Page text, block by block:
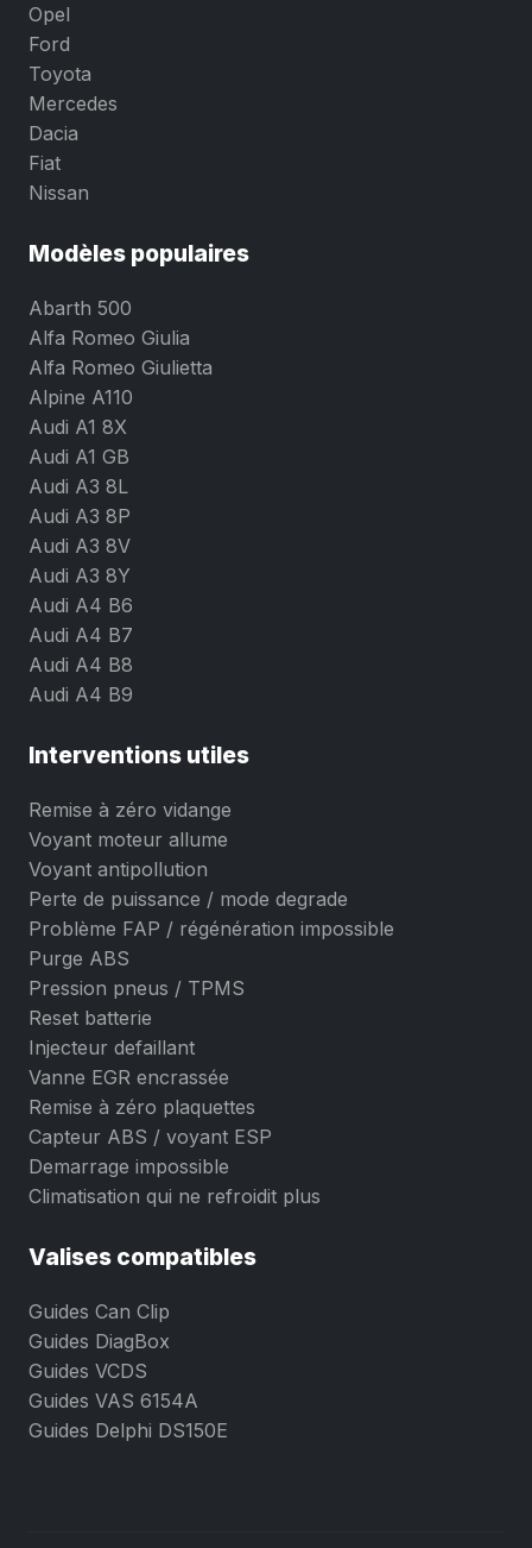
Opel
Ford
Toyota
Mercedes
Dacia
Fiat
Nissan
Modèles populaires
Abarth 500
Alfa Romeo Giulia
Alfa Romeo Giulietta
Alpine A110
Audi A1 8X
Audi A1 GB
Audi A3 8L
Audi A3 8P
Audi A3 8V
Audi A3 8Y
Audi A4 B6
Audi A4 B7
Audi A4 B8
Audi A4 B9
Interventions utiles
Remise à zéro vidange
Voyant moteur allume
Voyant antipollution
Perte de puissance / mode degrade
Problème FAP / régénération impossible
Purge ABS
Pression pneus / TPMS
Reset batterie
Injecteur defaillant
Vanne EGR encrassée
Remise à zéro plaquettes
Capteur ABS / voyant ESP
Demarrage impossible
Climatisation qui ne refroidit plus
Valises compatibles
Guides Can Clip
Guides DiagBox
Guides VCDS
Guides VAS 6154A
Guides Delphi DS150E